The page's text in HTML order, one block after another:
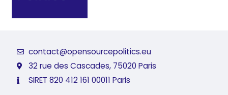
contact@opensourcepolitics.eu
32 rue des Cascades, 75020 Paris
SIRET 820 412 161 00011 Paris